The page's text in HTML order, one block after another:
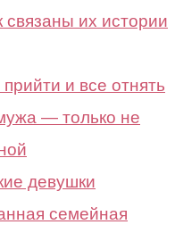
связаны их истории
и все отнять
— только не
девушки
семейная